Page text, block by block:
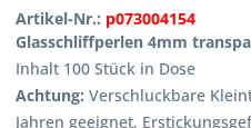
Artikel-Nr.: p073004154
Glasschliffperlen 4mm
Inhalt 100 Stück in Dose
Achtung: Verschluckbare
Jahren geeignet,